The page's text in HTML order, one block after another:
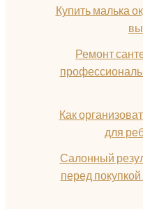
Купить малька
Ремонт
Как
для
Салонный
перед